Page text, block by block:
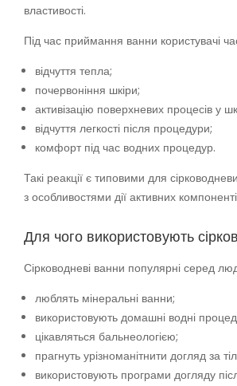
властивості.
Під час приймання ванни користувачі
відчуття тепла;
почервоніння шкіри;
активізацію поверхневих процесів у
відчуття легкості після процедури;
комфорт під час водних процедур.
Такі реакції є типовими для
з особливостями дії активних
Для чого використовують
Сірководневі ванни популярні серед
люблять мінеральні ванни;
використовують домашні водні
цікавляться бальнеологією;
прагнуть урізноманітнити догляд за
використовують програми догляду